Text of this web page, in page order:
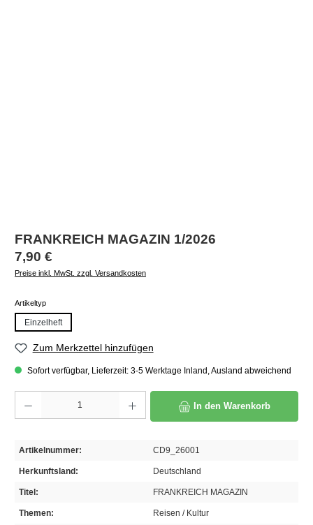
FRANKREICH MAGAZIN 1/2026
Regulärer Preis:
7,90 €
Preise inkl. MwSt. zzgl. Versandkosten
Artikeltypauswählen
Einzelheft
Zum Merkzettel hinzufügen
Sofort verfügbar, Lieferzeit: 3-5 Werktage Inland, Ausland abweichend
In den Warenkorb
Artikelnummer: CD9_26001
Herkunftsland: Deutschland
Titel: FRANKREICH MAGAZIN
Themen: Reisen / Kultur